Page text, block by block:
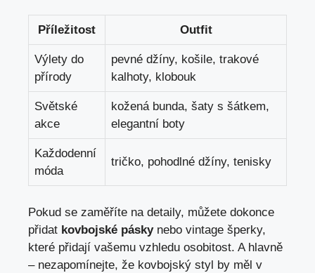
Příležitost Outfit
Výlety do
přírody
pevné džíny, košile, trakové
kalhoty, klobouk
Světské
akce
kožená bunda, šaty s šátkem,
elegantní boty
Každodenní
móda
tričko, pohodlné džíny, tenisky
Pokud se zaměříte na detaily, můžete dokonce
přidat kovbojské páskynebo vintage šperky,
které přidají vašemu vzhledu osobitost. A hlavně
– nezapomínejte, že kovbojský styl by měl v